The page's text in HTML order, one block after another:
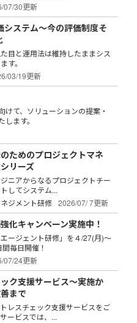
07/30更新
システム～今の評価制度そ
目と運用法は維持したままシス
す。
03/19更新
けて、ソリューションの提案・
ます。
ためのプロジェクトマネ
リーズ
ニアからなるプロジェクトチー
してシステム...
ジメント研修
2026/07/ 7更新
化キャンペーン実施中！
ージェント研修」を４/27(月)～
毎日開催！
07/24更新
ク支援サービス～実施か
まで
レスチェック支援サービスをご
ービスでは、...